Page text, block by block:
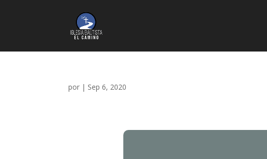
por | Sep 6, 2020